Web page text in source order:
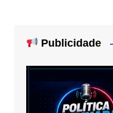
Publicidade